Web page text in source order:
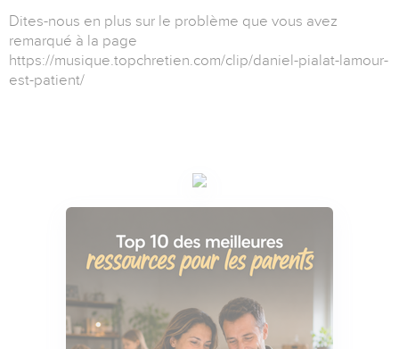
Dites-nous en plus sur le problème que vous avez
remarqué à la page
https://musique.topchretien.com/clip/daniel-pialat-lamour-
est-patient/